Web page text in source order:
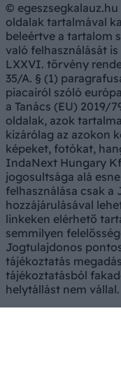
©
oldalak tartalmával
beleértve a tartalom
való felhasználását
LXXVI. törvény
35/A. § (1)
piacairól szóló
a Tanács (EU) 2019/
oldalak, azok
kizárólag az azokon
képeket, fotókat,
IndaNext Hungary
jogosultsága alá
felhasználása csak a
hozzájárulásával
linkeken elérhető
semmilyen
Jogtulajdonos
tájékoztatás
tájékoztatásból
helytállást nem vállal.